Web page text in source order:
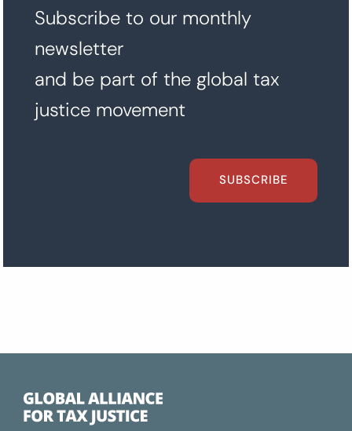
Subscribe to our monthly
newsletter
and be part of the global tax
justice movement
SUBSCRIBE